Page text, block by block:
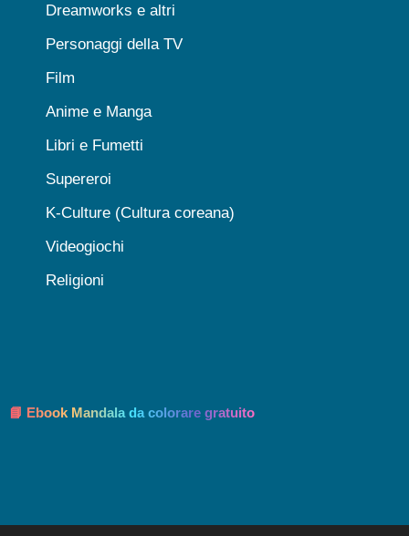
Dreamworks e altri
Personaggi della TV
Film
Anime e Manga
Libri e Fumetti
Supereroi
K-Culture (Cultura coreana)
Videogiochi
Religioni
📘 Ebook Mandala da colorare gratuito